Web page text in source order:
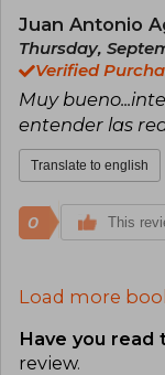
Juan Antonio
Thursday,
Verified
Muy
entender las
Translate to english
0 This
Load more
Have you read
review.